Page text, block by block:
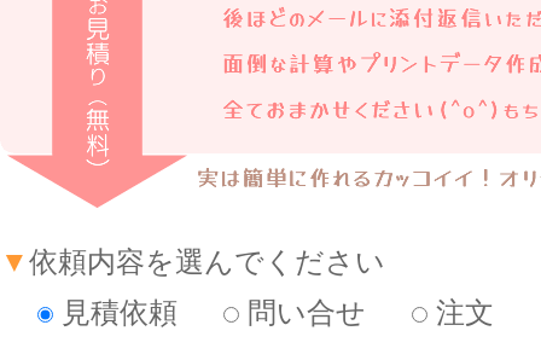
▼依頼内容を選んでください
見積依頼
問い合せ 注文